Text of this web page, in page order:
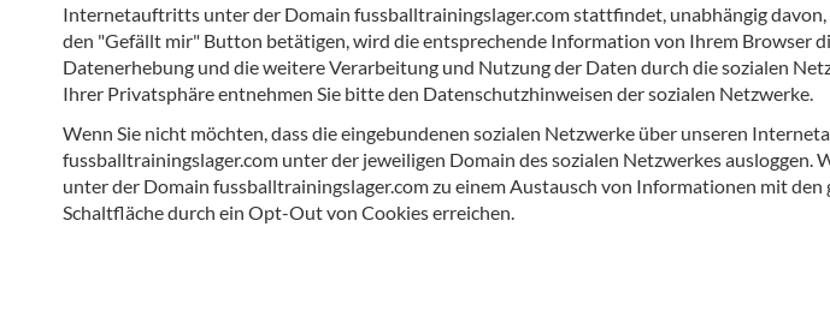
Internetauftritts unter der Domain fussballtrainingslager.com stattfindet, unabhängig
den "Gefällt mir" Button betätigen, wird die entsprechende Information von Ihrem Browser
Datenerhebung und die weitere Verarbeitung und Nutzung der Daten durch die sozialen
Ihrer Privatsphäre entnehmen Sie bitte den Datenschutzhinweisen der sozialen Netzwerke.
Wenn Sie nicht möchten, dass die eingebundenen sozialen Netzwerke über unseren
fussballtrainingslager.com unter der jeweiligen Domain des sozialen Netzwerkes
unter der Domain fussballtrainingslager.com zu einem Austausch von Informationen mit
Schaltfläche durch ein Opt-Out von Cookies erreichen.